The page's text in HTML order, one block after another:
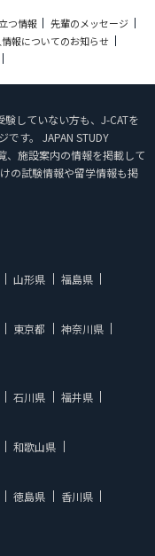
つ情報
先輩のメッセージ
報についてのお知らせ
していない方も、J-CATを
です。 JAPAN STUDY
、施設案内の情報を掲載して
の試験情報や留学情報も掲
山形県
福島県
東京都
神奈川県
石川県
福井県
和歌山県
徳島県
香川県